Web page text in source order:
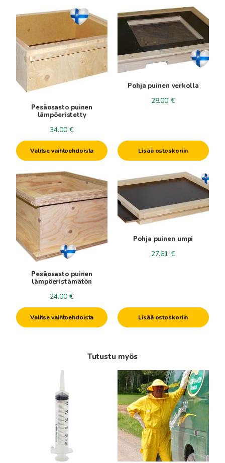
Pesäosasto puinen
lämpöeristetty
34.00 €
Valitse vaihtoehdoista
Tällä
on
useampi
muunnelma.
Voit
tehdä
valinnat
tuotteen
Pohja puinen verkolla
28.00 €
Lisää ostoskoriin
Pesäosasto puinen
lämpöeristämätön
24.00 €
Valitse vaihtoehdoista
Tällä
tuotteella
on
useampi
muunnelma.
Voit
tehdä
valinnat
sivulla.
Pohja puinen umpi
27.61 €
Lisää ostoskoriin
Tutustu myös